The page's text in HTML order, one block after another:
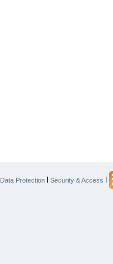
Data Protection Security & Access